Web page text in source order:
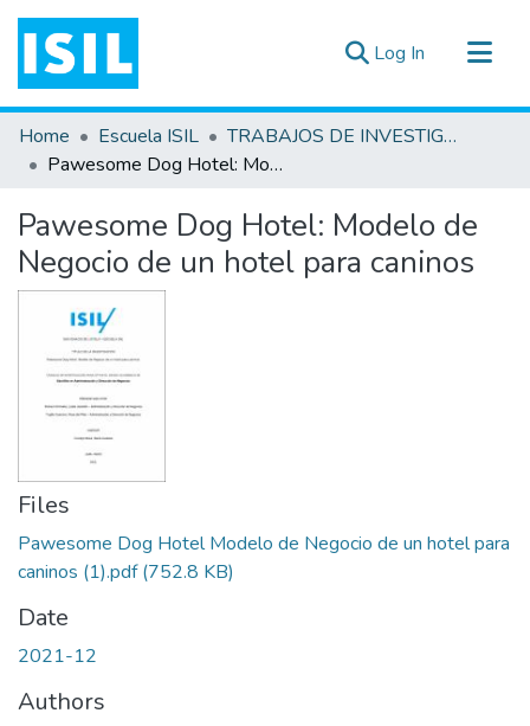
Log In (current)
All of DSpace
Statistics
Documentos ▾
Home Escuela ISIL
TRABAJOS DE INVESTIGACIÓN
Pawesome Dog Hotel: Modelo de Negocio de un hotel para caninos
Pawesome Dog Hotel: Modelo de
Negocio de un hotel para caninos
Files
Pawesome Dog Hotel Modelo de Negocio de un hotel para
caninos (1).pdf(752.8 KB)
Date
2021-12
Authors